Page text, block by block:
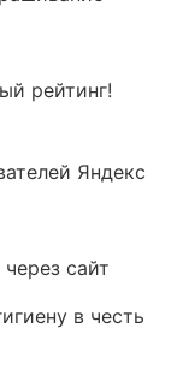
рейтинг!
Яндекс
сайт
в честь